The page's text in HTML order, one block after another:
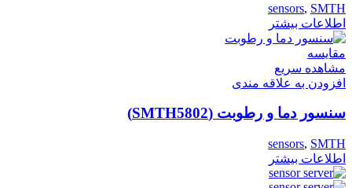
sensors, SMTH
اطلاعات بیشتر
مقایسه
مشاهده سریع
افزودن به علاقه مندی
سنسور دما و رطوبت (SMTH5802)
sensors, SMTH
اطلاعات بیشتر